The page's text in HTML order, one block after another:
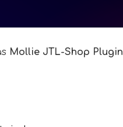
Mollie JTL-Shop Plugin